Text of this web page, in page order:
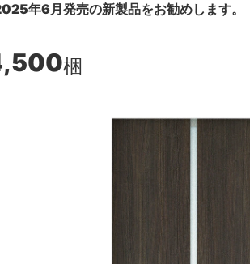
年6月発売の新製品をお勧めします。
梱